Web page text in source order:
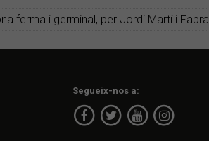
ferma i germinal, per Jordi Martí i Fabra
Segueix-nos a: